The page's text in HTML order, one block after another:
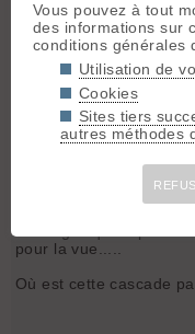
A Damien
xdo [3113posts] -
😡 ne pas avoir
- Le 29/05/
pour la vue.....
Où est cette cascade
Vous pouvez à tout
des informations sur
conditions générales
Utilisation de
Cookies
Sites tiers
autres méthodes